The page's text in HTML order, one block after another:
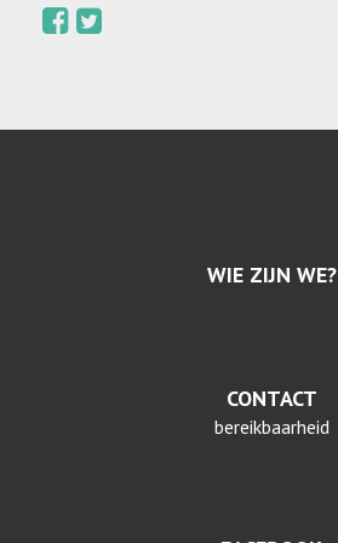
WIE ZIJN WE?
CONTACT
bereikbaarheid